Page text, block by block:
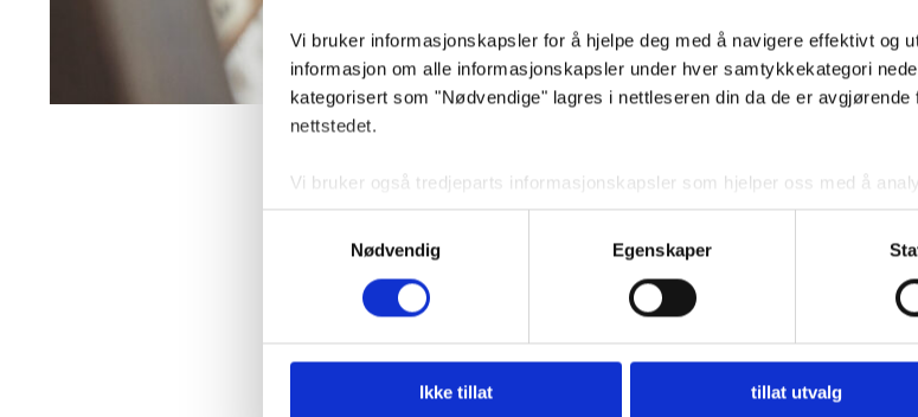
Vi bruker informasjonskapsler for å hjelpe deg med å navigere effektivt og
informasjon om alle informasjonskapsler under hver samtykkekategori
kategorisert som "Nødvendige" lagres i nettleseren din da de er
nettstedet.
Vi bruker også tredjeparts informasjonskapsler som hjelper oss med å
lagrer innstillingene dine og angir innhold og annonser som er relevante
lagret i nettleseren din med ditt forhåndssamtykke.
Du kan velge å aktivere eller deaktivere noen eller alle disse
Nødvendig
Egenskaper
Ikke tillat tillat utvalg
De pårørende skal inviteres til å være med å bestemme
da også musikalske valg ved en begravelse er en viktig del
seremoni står man fritt til å velge hvilken musikk man
Den norske kirke og valg av salme